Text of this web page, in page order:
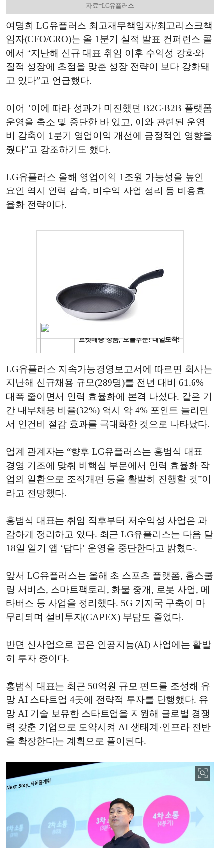
자료=LG유플러스
여명희 LG유플러스 최고재무책임자/최고리스크책
임자(CFO/CRO)는 올 1분기 실적 발표 컨퍼런스 콜
에서 “지난해 신규 대표 취임 이후 수익성 강화와
질적 성장에 초점을 맞춘 성장 전략이 보다 강화돼
고 있다”고 언급했다.
이어 "이에 따라 성과가 미진했던 B2C·B2B 플랫폼
운영을 축소 및 중단한 바 있고, 이와 관련된 운영
비 감축이 1분기 영업이익 개선에 긍정적인 영향을
줬다"고 강조하기도 했다.
LG유플러스 올해 영업이익 1조원 가능성을 높인
요인 역시 인력 감축, 비수익 사업 정리 등 비용효
율화 전략이다.
LG유플러스 지속가능경영보고서에 따르면 회사는
지난해 신규채용 규모(289명)를 전년 대비 61.6%
대폭 줄이면서 인력 효율화에 본격 나섰다. 같은 기
간 내부채용 비율(32%) 역시 약 4% 포인트 늘리면
서 인건비 절감 효과를 극대화한 것으로 나타났다.
업계 관계자는 “향후 LG유플러스는 홍범식 대표
경영 기조에 맞춰 비핵심 부문에서 인력 효율화 작
업의 일환으로 조직개편 등을 활발히 진행할 것”이
라고 전망했다.
홍범식 대표는 취임 직후부터 저수익성 사업은 과
감하게 정리하고 있다. 최근 LG유플러스는 다음 달
18일 일기 앱 ‘답다’ 운영을 중단한다고 밝혔다.
앞서 LG유플러스는 올해 초 스포츠 플랫폼, 홈스쿨
링 서비스, 스마트팩토리, 화물 중개, 로봇 사업, 메
타버스 등 사업을 정리했다. 5G 기지국 구축이 마
무리되며 설비투자(CAPEX) 부담도 줄었다.
반면 신사업으로 꼽은 인공지능(AI) 사업에는 활발
히 투자 중이다.
홍범식 대표는 최근 50억원 규모 펀드를 조성해 유
망 AI 스타트업 4곳에 전략적 투자를 단행했다. 유
망 AI 기술 보유한 스타트업을 지원해 글로벌 경쟁
력 갖춘 기업으로 도약시켜 AI 생태계·인프라 전반
을 확장한다는 계획으로 풀이된다.